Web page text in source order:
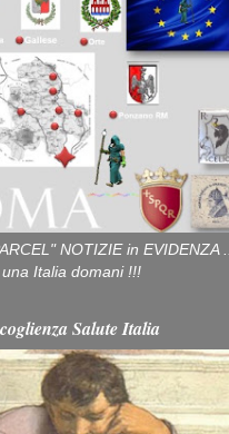
NOTIZIE in EVIDENZA ...
Italia domani !!!
Salute Italia